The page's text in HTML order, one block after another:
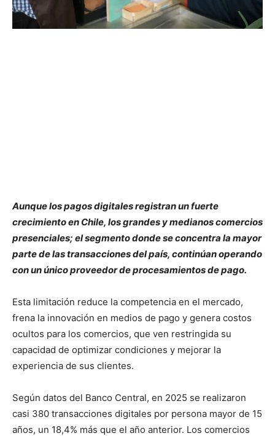
Aunque los pagos digitales registran un fuerte
crecimiento en Chile, los grandes y medianos comercios
presenciales; el segmento donde se concentra la mayor
parte de las transacciones del país, continúan operando
con un único proveedor de procesamientos de pago.
Esta limitación reduce la competencia en el mercado,
frena la innovación en medios de pago y genera costos
ocultos para los comercios, que ven restringida su
capacidad de optimizar condiciones y mejorar la
experiencia de sus clientes.
Según datos del Banco Central, en 2025 se realizaron
casi 380 transacciones digitales por persona mayor de 15
años, un 18,4% más que el año anterior. Los comercios